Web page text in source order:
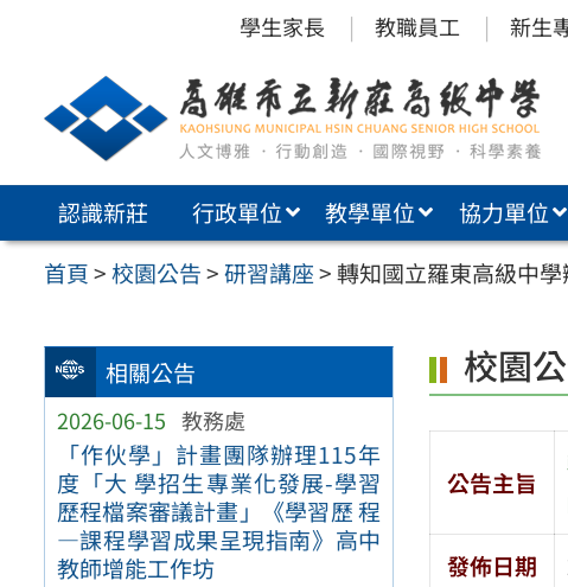
內
學生家長 教職員工 新生
認識新莊 行政單位 教學單位 協力單位
首頁>校園公告>研習講座>轉知國立羅東高級中
相關公告
2026-06-15 教務處
「作伙學」計畫團隊辦理115年
度「大 學招生專業化發展-學習
歷程檔案審議計畫」《學習歷 程
—課程學習成果呈現指南》高中
教師增能工作坊
校園
公告主旨
發佈日期